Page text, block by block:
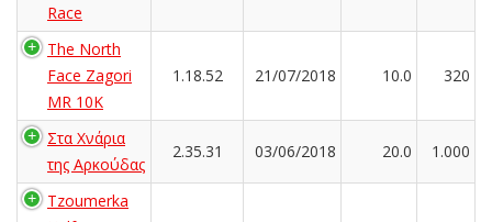
Race
The North
Face Zagori
MR 10K
1.18.52 21/07/2018 10.0 320
Στα Χνάρια
της Αρκούδας
2.35.31 03/06/2018 20.0 1.000
Tzoumerka